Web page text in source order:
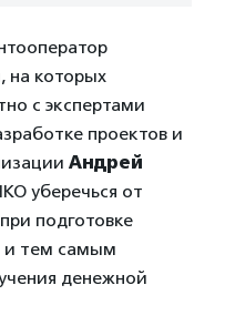
на которых
с экспертами
проектов и
Андрей
уберечься от
подготовке
и тем самым
денежной